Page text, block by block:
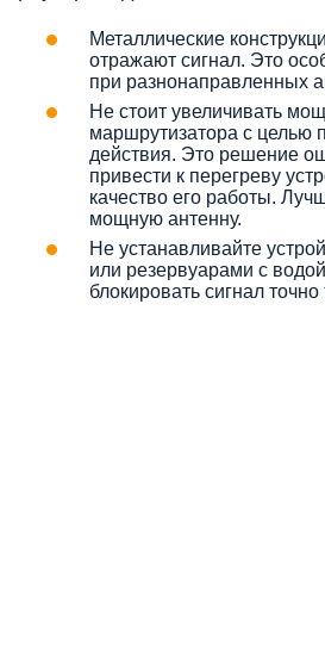
Металлические
отражают сигнал. Это
при разнонаправленных
Не стоит увеличивать
маршрутизатора с целью
действия. Это решение
привести к перегреву
качество его работы.
мощную антенну.
Не устанавливайте
или резервуарами с
блокировать сигнал